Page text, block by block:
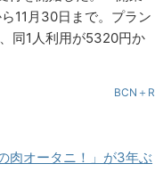
11月30日まで。プラン
同1人利用が5320円か
BCN＋R
肉オータニ！」が3年ぶ